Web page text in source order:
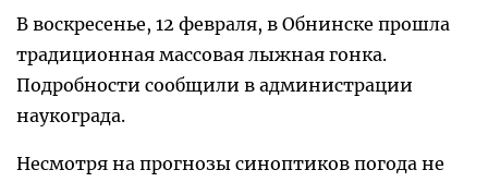
В воскресенье, 12 февраля, в Обнинске прошла
традиционная массовая лыжная гонка.
Подробности сообщили в администрации
наукограда.
Несмотря на прогнозы синоптиков погода не